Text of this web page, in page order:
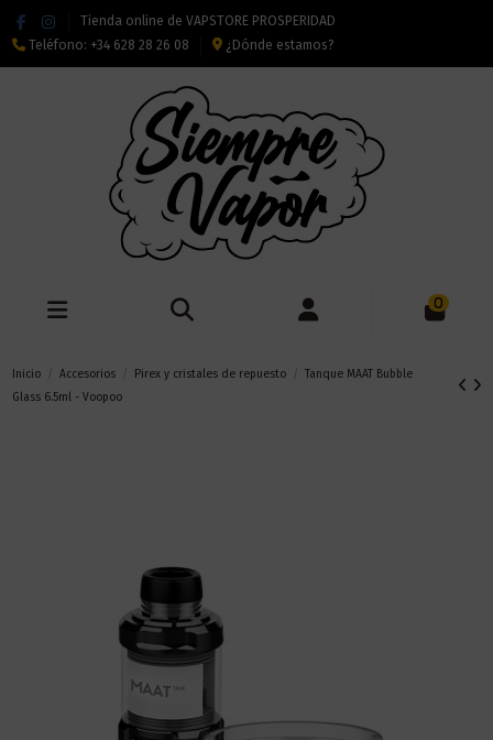
Tienda online de VAPSTORE PROSPERIDAD
Teléfono: +34 628 28 26 08 ¿Dónde estamos?
0
Inicio Accesorios Pirex y cristales de repuesto
Tanque MAAT Bubble
Glass 6.5ml - Voopoo